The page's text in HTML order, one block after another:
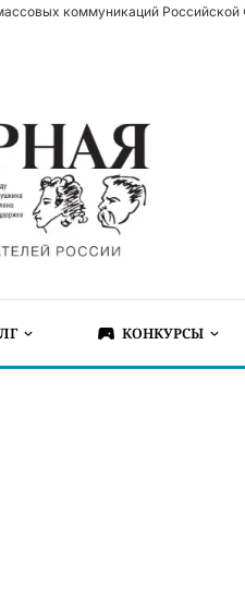
коммуникаций Российской
КОНКУРСЫ